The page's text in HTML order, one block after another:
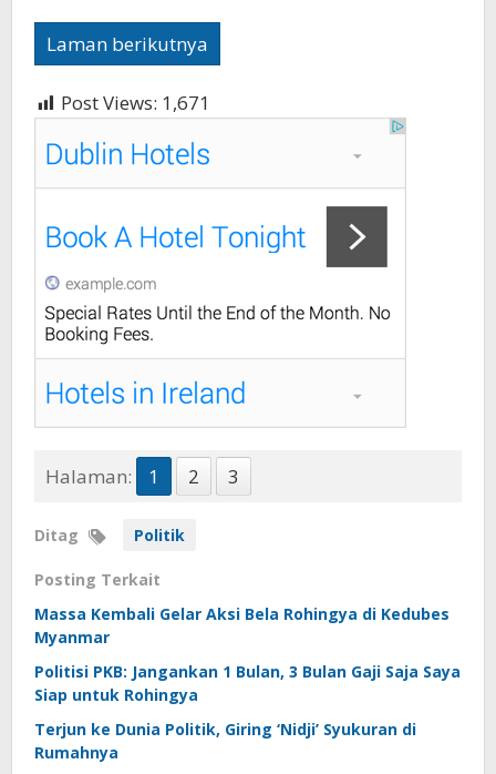
Laman berikutnya
Post Views: 1,671
Halaman: 1 2 3
Ditag Politik
Posting Terkait
Massa Kembali Gelar Aksi Bela Rohingya di Kedubes
Myanmar
Politisi PKB: Jangankan 1 Bulan, 3 Bulan Gaji Saja Saya
Siap untuk Rohingya
Terjun ke Dunia Politik, Giring ‘Nidji’ Syukuran di
Rumahnya